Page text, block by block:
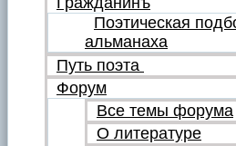
Поэтическая
альманаха
Путь поэта
Форум
Все темы форума
О литературе